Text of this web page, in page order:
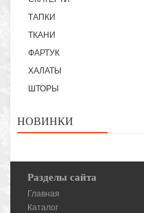
ТАПКИ
ТКАНИ
ФАРТУК
ХАЛАТЫ
ШТОРЫ
НОВИНКИ
Разделы сайта
Главная
Каталог